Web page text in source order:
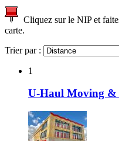
Cliquez sur le NIP et
carte.
Trier par :
1
U-Haul Moving &